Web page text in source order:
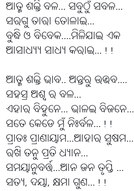
ଆତ୍ମ ଶକ୍ତି ବଳ... ସବୁଠୁଁ ସବଳ...
ସରଗୁ ତାରା ତୋଳାଇ...
ବୁଦ୍ଧି ଓ ବିବେକ....ମିଳିଯାଇ ଏକ
ଆସାଧ୍ୟ୍ୟ ସାଧ୍ୟ କରାଇ...!!
ଆତ୍ମ ଶକ୍ତି ଭାବ.. ଅନ୍ତରୁ ଉଦ୍ଭବ....
ସହସ୍ର ଅଶ୍ୱ ର ବଳ...
ଏହାର ବିହୁନେ... ଭାଳଇ ବିଜନେ...
ସତେ କେଡେ ମୁଁ ନିଃର୍ବଳ...!!
ପ୍ରାତଃ ପ୍ରାଣାୟାମ...ଆହାର ସୁଷମ...
ରଖି ତନୁ ପ୍ରତି ଧ୍ୟାନ...
ସମୟାନୁବର୍ତ୍ତ...ଆନ ଜନ ତୃପ୍ତି ...
ସତ୍ୟ, ଦୟା, କ୍ଷମା ଗୁଣ...!!